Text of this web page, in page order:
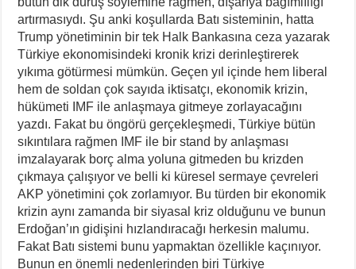
artırmasıydı. Şu anki koşullarda Batı sisteminin, hatta
Trump yönetiminin bir tek Halk Bankasına ceza yazarak
Türkiye ekonomisindeki kronik krizi derinleştirerek
yıkıma götürmesi mümkün. Geçen yıl içinde hem liberal
hem de soldan çok sayıda iktisatçı, ekonomik krizin,
hükümeti IMF ile anlaşmaya gitmeye zorlayacağını
yazdı. Fakat bu öngörü gerçekleşmedi, Türkiye bütün
sıkıntılara rağmen IMF ile bir stand by anlaşması
imzalayarak borç alma yoluna gitmeden bu krizden
çıkmaya çalışıyor ve belli ki küresel sermaye çevreleri
AKP yönetimini çok zorlamıyor. Bu türden bir ekonomik
krizin aynı zamanda bir siyasal kriz olduğunu ve bunun
Erdoğan’ın gidişini hızlandıracağı herkesin malumu.
Fakat Batı sistemi bunu yapmaktan özellikle kaçınıyor.
Bunun en önemli nedenlerinden biri Türkiye